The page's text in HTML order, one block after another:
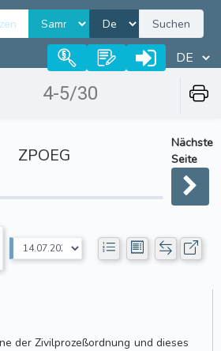
Suchen
4-5/30
ZPOEG
Nächste
Seite
der Zivilprozeßordnung und dieses